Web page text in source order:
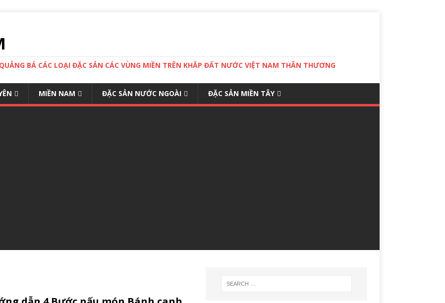
BÁ CÁC LOẠI ĐẶC SẢN CÁC VÙNG MIỀN TRÊN KHẮP ĐẤT NƯỚC VIỆT NAM THÂN THƯƠNG
MIỀN NAM ĐẶC SẢN NƯỚC NGOÀI ĐẶC SẢN MIỀN TÂY